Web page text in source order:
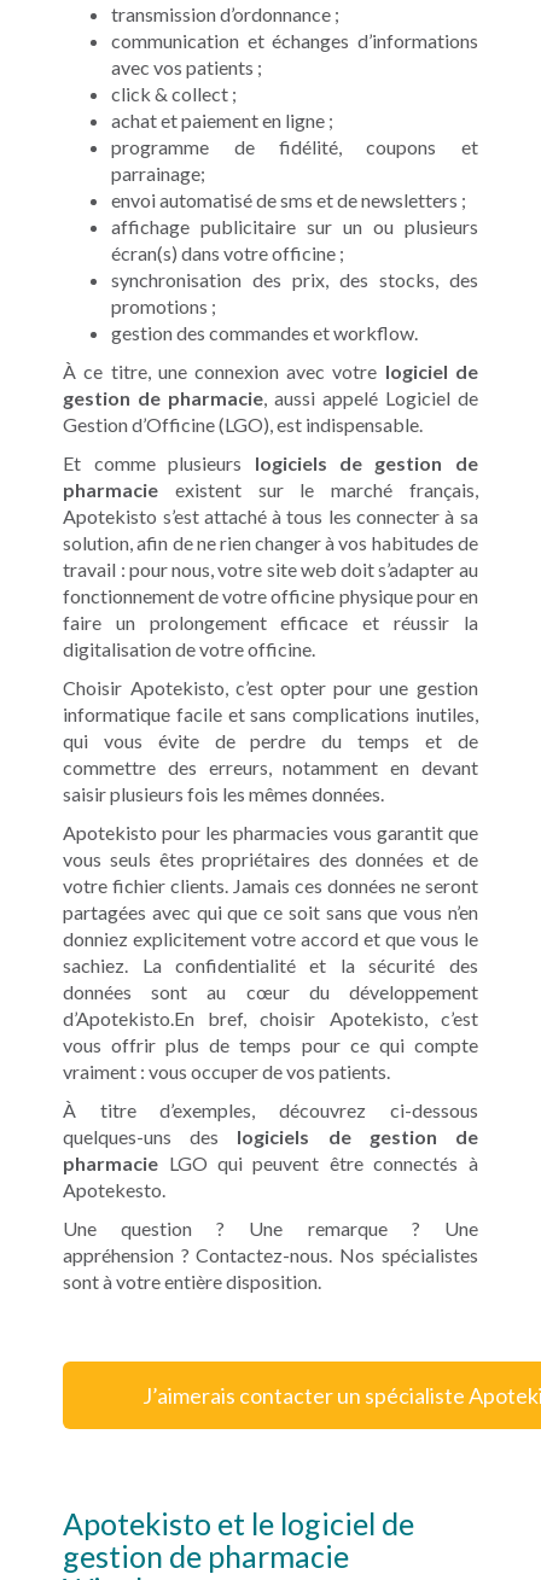
transmission d’ordonnance ;
communication et échanges d’informations
avec vos patients ;
click & collect ;
achat et paiement en ligne ;
programme de fidélité, coupons et
parrainage;
envoi automatisé de sms et de newsletters ;
affichage publicitaire sur un ou plusieurs
écran(s) dans votre officine ;
synchronisation des prix, des stocks, des
promotions ;
gestion des commandes et workflow.
À ce titre, une connexion avec votre logiciel de
gestion de pharmacie, aussi appelé Logiciel de
Gestion d’Officine (LGO), est indispensable.
Et comme plusieurs logiciels de gestion de
pharmacie existent sur le marché français,
Apotekisto s’est attaché à tous les connecter à sa
solution, afin de ne rien changer à vos habitudes de
travail : pour nous, votre site web doit s’adapter au
fonctionnement de votre officine physique pour en
faire un prolongement efficace et réussir la
digitalisation de votre officine.
Choisir Apotekisto, c’est opter pour une gestion
informatique facile et sans complications inutiles,
qui vous évite de perdre du temps et de
commettre des erreurs, notamment en devant
saisir plusieurs fois les mêmes données.
Apotekisto pour les pharmacies vous garantit que
vous seuls êtes propriétaires des données et de
votre fichier clients. Jamais ces données ne seront
partagées avec qui que ce soit sans que vous n’en
donniez explicitement votre accord et que vous le
sachiez. La confidentialité et la sécurité des
données sont au cœur du développement
d’Apotekisto.En bref, choisir Apotekisto, c’est
vous offrir plus de temps pour ce qui compte
vraiment : vous occuper de vos patients.
À titre d’exemples, découvrez ci-dessous
quelques-uns des logiciels de gestion de
pharmacie LGO qui peuvent être connectés à
Apotekesto.
Une question ? Une remarque ? Une
appréhension ? Contactez-nous. Nos spécialistes
sont à votre entière disposition.
J’aimerais contacter un spécialiste
Apotekisto et le logiciel de
gestion de pharmacie